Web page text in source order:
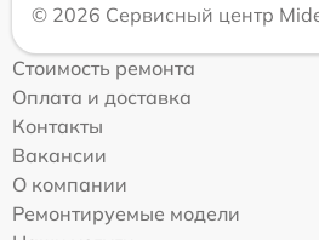
© 2026 Сервисный центр
Стоимость ремонта
Оплата и доставка
Контакты
Вакансии
О компании
Ремонтируемые модели